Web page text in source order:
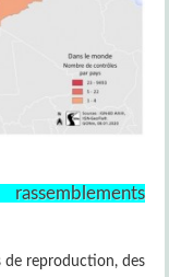
de reproduction, des